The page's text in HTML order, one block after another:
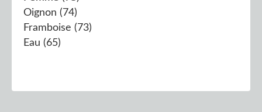
Oignon (74)
Framboise (73)
Eau (65)